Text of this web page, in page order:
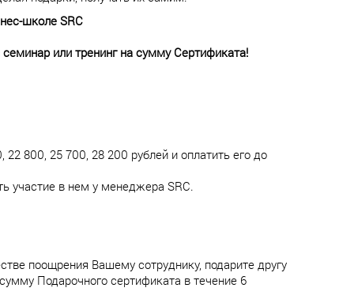
школе SRC
или тренинг на сумму Сертификата!
800, 25 700, 28 200 рублей и оплатить его до
участие в нем у менеджера SRC.
поощрения Вашему сотруднику, подарите другу
Подарочного сертификата в течение 6